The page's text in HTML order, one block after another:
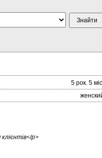
5 рок. 5
p>